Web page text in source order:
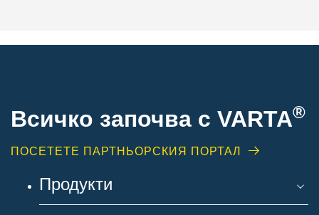
Всичко започва с VARTA®
ПОСЕТЕТЕ ПАРТНЬОРСКИЯ ПОРТАЛ
Продукти